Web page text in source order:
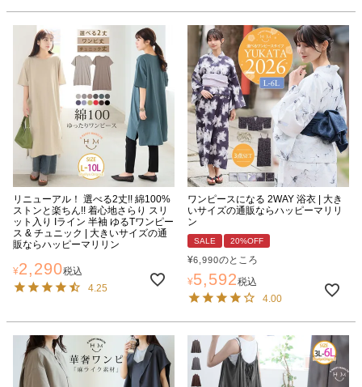
リニューアル！ 選べる2丈!! 綿100%
ストンと楽ちん!! 着心地さらり スリ
ット入り Iライン 半袖 ゆるTワンピー
ス & チュニック | 大きいサイズの通
販ならハッピーマリリン
¥2,290税込
4.25
ワンピースになる 2WAY 浴衣 | 大き
いサイズの通販ならハッピーマリリ
ン
SALE 20%OFF
¥6,990のところ
¥5,592税込
4.00